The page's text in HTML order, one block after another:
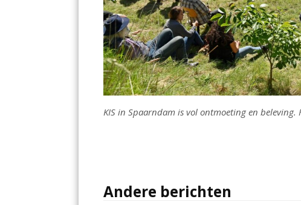
KIS in Spaarndam is vol ontmoeting en beleving.
Andere berichten